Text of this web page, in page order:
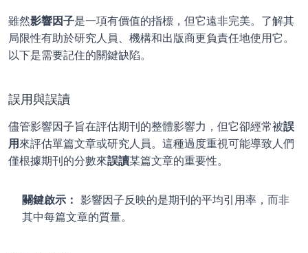
雖然影響因子是一項有價值的指標，但它遠非完美。了解其
局限性有助於研究人員、機構和出版商更負責任地使用它。
以下是需要記住的關鍵缺陷。
誤用與誤讀
儘管影響因子旨在評估期刊的整體影響力，但它卻經常被誤
用 來評估單篇文章或研究人員。這種過度重視可能導致人們
僅根據期刊的分數來誤讀某篇文章的重要性。
關鍵啟示： 影響因子反映的是期刊的平均引用率，而非
其中每篇文章的質量。